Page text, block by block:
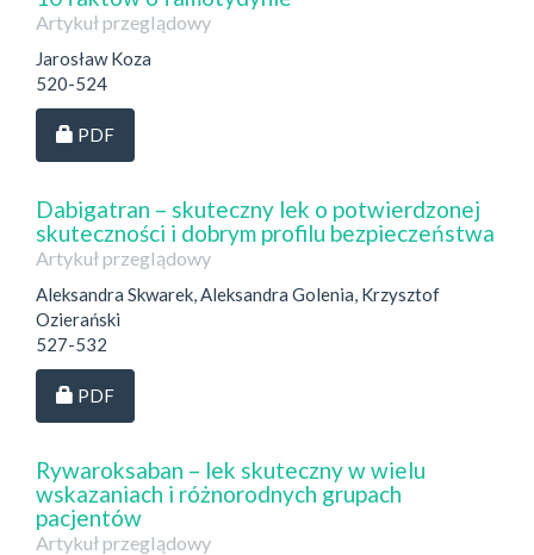
Artykuł przeglądowy
Jarosław Koza
520-524
Dostęp przez subskrypcję
PDF
Dabigatran – skuteczny lek o potwierdzonej
skuteczności i dobrym profilu bezpieczeństwa
Artykuł przeglądowy
Aleksandra Skwarek, Aleksandra Golenia, Krzysztof
Ozierański
527-532
Dostęp przez subskrypcję
PDF
Rywaroksaban – lek skuteczny w wielu
wskazaniach i różnorodnych grupach
pacjentów
Artykuł przeglądowy